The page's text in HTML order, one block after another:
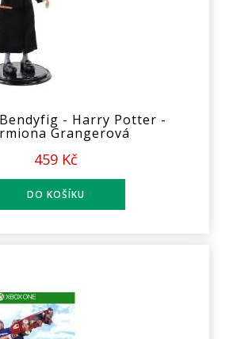
- Harry Potter -
Grangerová
459 Kč